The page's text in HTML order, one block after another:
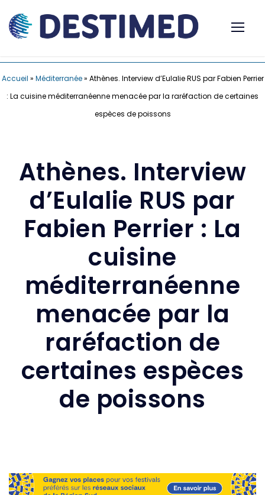
Accueil » Méditerranée» Athènes. Interview d’Eulalie RUS par Fabien Perrier
: La cuisine méditerranéenne menacée par la raréfaction de certaines
espèces de poissons
Athènes. Interview
d’Eulalie RUS par
Fabien Perrier : La
cuisine
méditerranéenne
menacée par la
raréfaction de
certaines espèces
de poissons